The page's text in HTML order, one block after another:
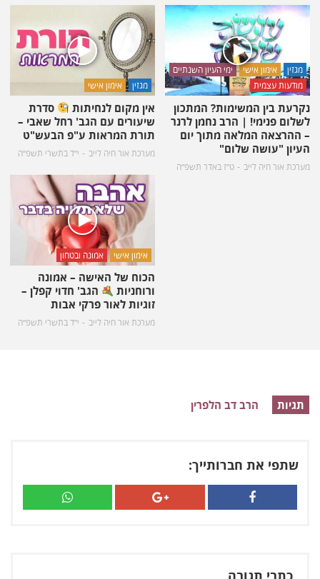
מגזין אימון אישי
ימי העיון השנתיים
מודעות עצמית
נקרעת בין המשימות? המתכון
לשלום פנימי! | הרב נחמן לרנר
– ההרצאה המלאה מתוך יום
העיון "עושה שלום"
מערכת אור חיה לייב ט״ז באדר תשפ״ה
מגזין אימון אישי
אין מקום לנחיתות
סדרת
שיעורים עם הגב' רחל שאבי –
תורת המראות ע"פ הבעש"ט
מערכת אור חיה לייב י״ד בתשרי תשפ״ה
אימון אישי אמונה ובטחון
הכוח של האישה – אמונה
ורוחניות
הגב' חדוי קפלן –
זוגיות לאור פרקי אבות
מערכת אור חיה לייב י״ד בתשרי תשפ״ה
תגיות הרב דב הלפרין
שתפי את חברותייך:
כתבי תגובה